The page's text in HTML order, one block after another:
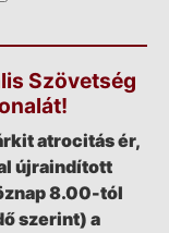
Szövetség
atrocitás ér,
újraindított
8.00-tól
szerint) a